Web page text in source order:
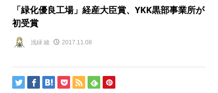
「緑化優良工場」経産大臣賞、YKK黒部事業所が
初受賞
浅緑 綾 2017.11.08